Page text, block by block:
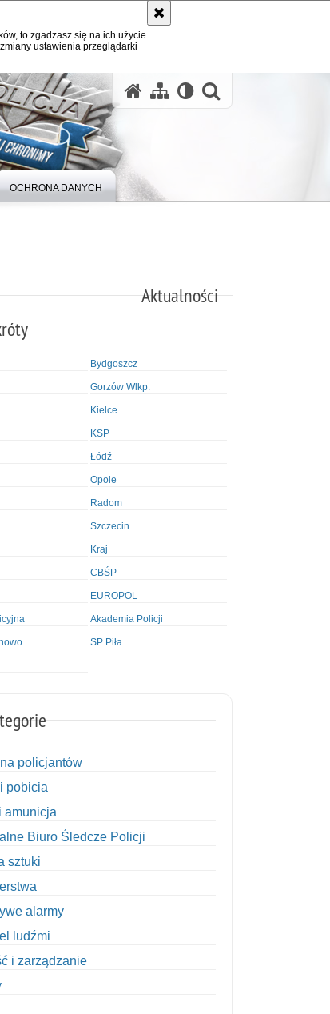
to zgadzasz się na ich użycie
ustawienia przeglądarki
OCHRONA DANYCH
Aktualności
Bydgoszcz
Gorzów Wlkp.
Kielce
KSP
Łódź
Opole
Radom
Szczecin
Kraj
CBŚP
EUROPOL
Akademia Policji
SP Piła
policjantów
pobicia
amunicja
Biuro Śledcze Policji
sztuki
alarmy
ludźmi
i zarządzanie